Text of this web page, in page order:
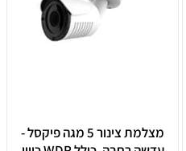
מצלמת צינור 5 מגה פיקסל -